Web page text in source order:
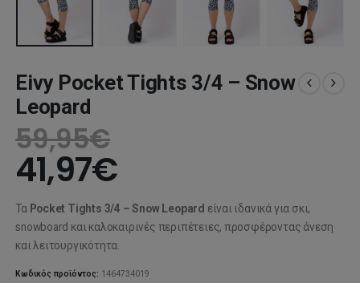
Eivy Pocket Tights 3/4 – Snow
Leopard
59,95€
41,97€
Τα Pocket Tights 3/4 – Snow Leopard είναι ιδανικά για σκι,
snowboard και καλοκαιρινές περιπέτειες, προσφέροντας άνεση
και λειτουργικότητα.
Κωδικός προϊόντος: 1464734019